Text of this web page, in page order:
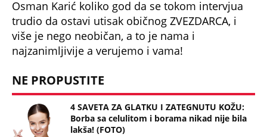
trudio da ostavi utisak običnog ZVEZDARCA, i
više je nego neobičan, a to je nama i
najzanimljivije a verujemo i vama!
4 SAVETA ZA GLATKU I ZATEGNUTU KOŽU:
Borba sa celulitom i borama nikad nije bila
lakša! (FOTO)